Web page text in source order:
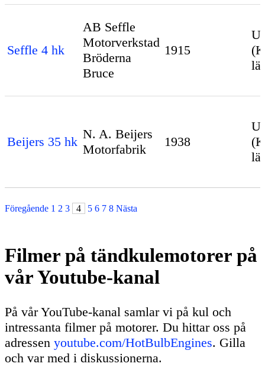
Seffle 4 hk
AB Seffle
Motorverkstad
Bröderna
Bruce
1915
Beijers 35 hk
N. A. Beijers
Motorfabrik
1938
Föregående 1 2 3 4 5 6 7 8 Nästa
Filmer på tändkulemotorer på
vår Youtube-kanal
På vår YouTube-kanal samlar vi på kul och
intressanta filmer på motorer. Du hittar oss på
adressen youtube.com/HotBulbEngines. Gilla
och var med i diskussionerna.